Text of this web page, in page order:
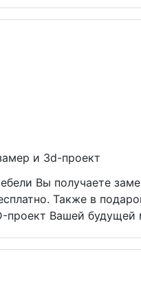
и 3d-проект
Вы получаете
Также в
проект Вашей будущей